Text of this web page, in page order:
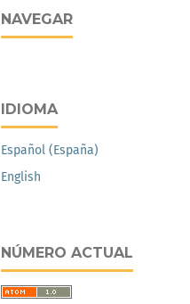
NAVEGAR
IDIOMA
Español (España)
English
NÚMERO ACTUAL